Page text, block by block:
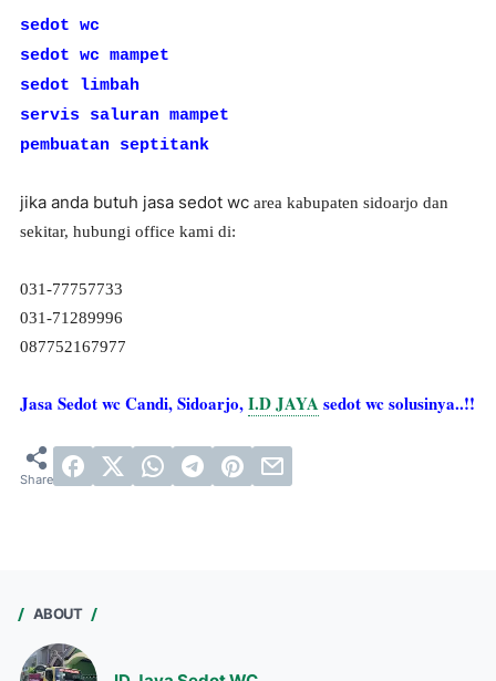
sedot wc
sedot wc mampet
sedot limbah
servis saluran mampet
pembuatan septitank
jika anda butuh jasa sedot wc area kabupaten sidoarjo dan
sekitar, hubungi office kami di:
031-77757733
031-71289996
087752167977
Jasa Sedot wc Candi, Sidoarjo,I.D JAYAsedot wc solusinya..!!
ABOUT